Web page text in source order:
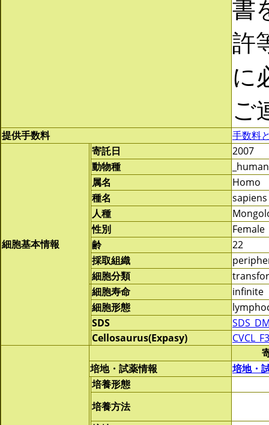
書
許
に
ご
提供手数料 手数料
細胞基本情報
寄託日
2007
動物種
属名
Homo
種名
sapiens
人種
性別
Female
齢
22
採取組織
細胞分類
細胞寿命
infinite
細胞形態
SDS
Cellosaurus(Expasy)
培地・試薬情報
培地・
培養形態
培養方法